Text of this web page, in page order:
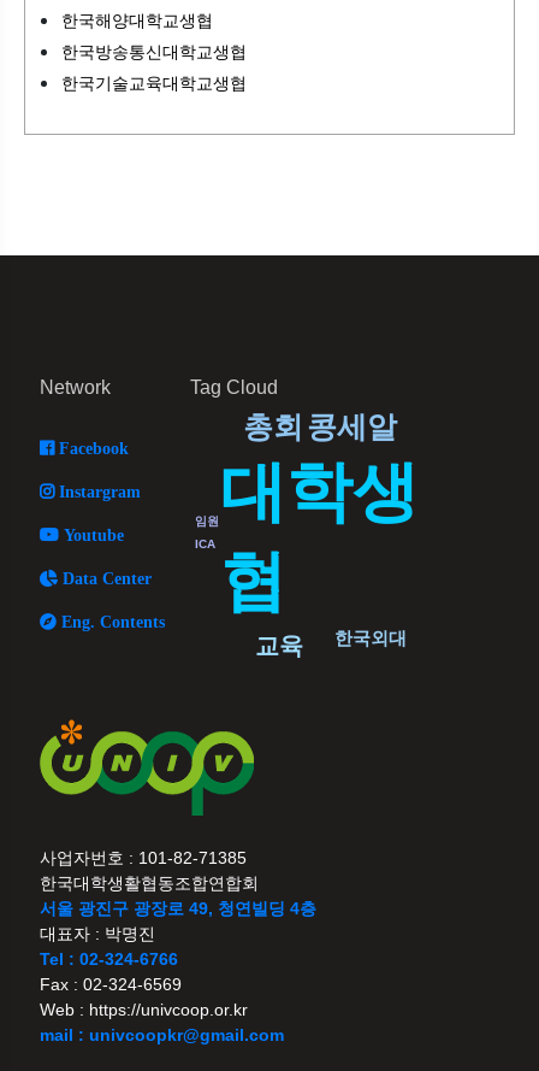
한국해양대학교생협
한국방송통신대학교생협
한국기술교육대학교생협
Network
Facebook
Instargram
Youtube
Data Center
Eng. Contents
Tag Cloud
대학생
협
콩세알
총회
교육 한국외대
ICA
임원
사업자번호 : 101-82-71385
한국대학생활협동조합연합회
서울 광진구 광장로 49, 청연빌딩 4층
대표자 : 박명진
Tel : 02-324-6766
Fax : 02-324-6569
Web : https://univcoop.or.kr
mail : univcoopkr@gmail.com